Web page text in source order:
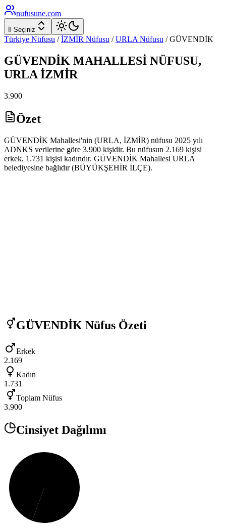
nufusune.com
İl Seçiniz
Türkiye Nüfusu / İZMİR Nüfusu / URLA Nüfusu /GÜVENDİK
GÜVENDİK MAHALLESİ NÜFUSU,
URLA İZMİR
3.900
Özet
GÜVENDİK Mahallesi'nin (URLA, İZMİR) nüfusu 2025 yılı
ADNKS verilerine göre 3.900 kişidir. Bu nüfusun 2.169 kişisi
erkek, 1.731 kişisi kadındır. GÜVENDİK Mahallesi URLA
belediyesine bağlıdır (BÜYÜKŞEHİR İLÇE).
GÜVENDİK Nüfus Özeti
Erkek
2.169
Kadın
1.731
Toplam Nüfus
3.900
Cinsiyet Dağılımı